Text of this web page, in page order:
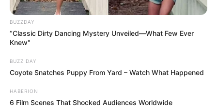
BUZZDAY
“Classic Dirty Dancing Mystery Unveiled—What Few Ever
Knew"
BUZZ DAY
Coyote Snatches Puppy From Yard – Watch What Happened
HABERION
6 Film Scenes That Shocked Audiences Worldwide